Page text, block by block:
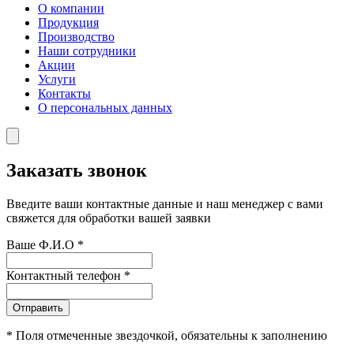
О компании
Продукция
Производство
Наши сотрудники
Акции
Услуги
Контакты
О персональных данных
Заказать звонок
Введите ваши контактные данные и наш менеджер с вами
свяжется для обработки вашей заявки
Ваше Ф.И.О *
Контактный телефон *
Отправить
* Поля отмеченные звездочкой, обязательны к заполнению